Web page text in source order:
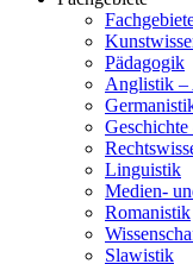
Pädagogik
Anglistik –
Linguistik
Medien-
Romanistik
Slawistik